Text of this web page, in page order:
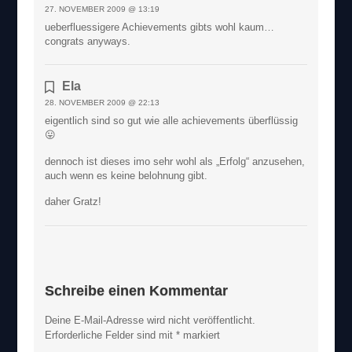
27. NOVEMBER 2009 @ 13:19
ueberfluessigere Achievements gibts wohl kaum…
congrats anyways.
Ela
28. NOVEMBER 2009 @ 22:13
eigentlich sind so gut wie alle achievements überflüssig
😛
dennoch ist dieses imo sehr wohl als „Erfolg“ anzusehen,
auch wenn es keine belohnung gibt.
daher Gratz!
Schreibe einen Kommentar
Deine E-Mail-Adresse wird nicht veröffentlicht.
Erforderliche Felder sind mit* markiert